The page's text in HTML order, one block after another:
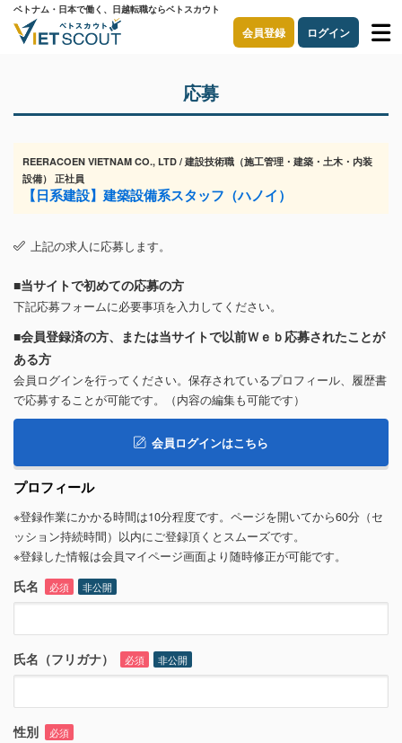
ベトナム・日本で働く、日越転職ならベトスカウト
会員登録 ログイン
応募
REERACOEN VIETNAM CO., LTD / 建設技術職（施工管理・建築・土木・内装
設備） 正社員
【日系建設】建築設備系スタッフ（ハノイ）
上記の求人に応募します。
■当サイトで初めての応募の方
下記応募フォームに必要事項を入力してください。
■会員登録済の方、または当サイトで以前Ｗｅｂ応募されたことが
ある方
会員ログインを行ってください。保存されているプロフィール、履歴書
で応募することが可能です。（内容の編集も可能です）
会員ログインはこちら
プロフィール
※登録作業にかかる時間は10分程度です。ページを開いてから60分（セ
ッション持続時間）以内にご登録頂くとスムーズです。
※登録した情報は会員マイページ画面より随時修正が可能です。
氏名 必須 非公開
氏名（フリガナ） 必須 非公開
性別 必須